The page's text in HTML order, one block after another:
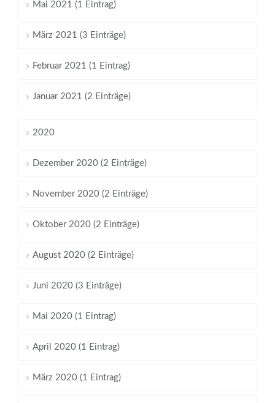
Mai 2021 (1 Eintrag)
März 2021 (3 Einträge)
Februar 2021 (1 Eintrag)
Januar 2021 (2 Einträge)
2020
Dezember 2020 (2 Einträge)
November 2020 (2 Einträge)
Oktober 2020 (2 Einträge)
August 2020 (2 Einträge)
Juni 2020 (3 Einträge)
Mai 2020 (1 Eintrag)
April 2020 (1 Eintrag)
März 2020 (1 Eintrag)